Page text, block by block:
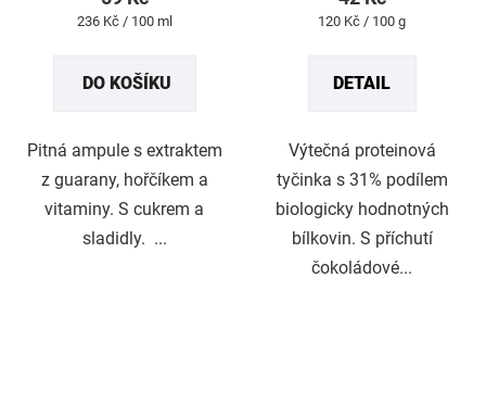
je
5
Měrná
236 Kč / 100 ml
DO KOŠÍKU
Pitná ampule s extraktem
z guarany, hořčíkem a
vitaminy. S cukrem a
sladidly. ...
je
5
Měrná
120 Kč / 100 g
DETAIL
Výtečná proteinová
tyčinka s 31% podílem
biologicky hodnotných
bílkovin. S příchutí
čokoládové...